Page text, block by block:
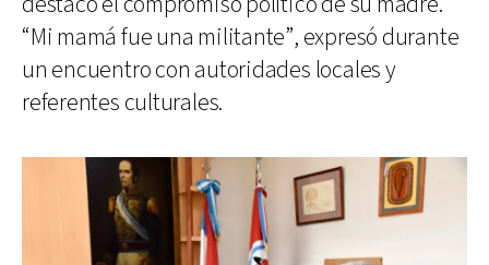
“Mi mamá fue una militante”, expresó durante
un encuentro con autoridades locales y
referentes culturales.